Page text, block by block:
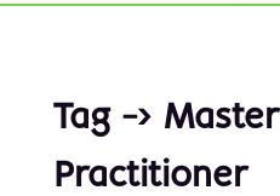
Tag -> Master
Practitioner